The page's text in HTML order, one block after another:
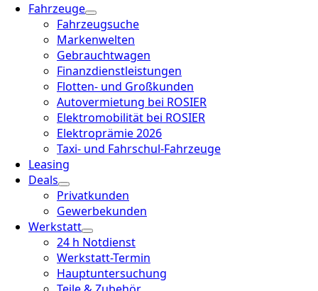
Fahrzeuge
Fahrzeugsuche
Markenwelten
Gebrauchtwagen
Finanzdienstleistungen
Flotten- und Großkunden
Autovermietung bei ROSIER
Elektromobilität bei ROSIER
Elektroprämie 2026
Taxi- und Fahrschul-Fahrzeuge
Leasing
Deals
Privatkunden
Gewerbekunden
Werkstatt
24 h Notdienst
Werkstatt-Termin
Hauptuntersuchung